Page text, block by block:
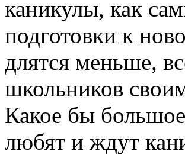
каникулы, как
подготовки к
длятся меньше,
школьников
Какое бы
любят и ждут